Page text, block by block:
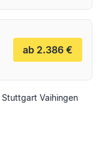
ab 2.386 €
Stuttgart Vaihingen